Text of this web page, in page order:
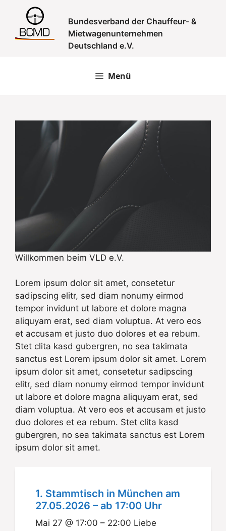
springen
Bundesverband der Chauffeur- &
Mietwagenunternehmen
Deutschland e.V.
Menü
Willkommen beim VLD e.V.
Lorem ipsum dolor sit amet, consetetur
sadipscing elitr, sed diam nonumy eirmod
tempor invidunt ut labore et dolore magna
aliquyam erat, sed diam voluptua. At vero eos
et accusam et justo duo dolores et ea rebum.
Stet clita kasd gubergren, no sea takimata
sanctus est Lorem ipsum dolor sit amet. Lorem
ipsum dolor sit amet, consetetur sadipscing
elitr, sed diam nonumy eirmod tempor invidunt
ut labore et dolore magna aliquyam erat, sed
diam voluptua. At vero eos et accusam et justo
duo dolores et ea rebum. Stet clita kasd
gubergren, no sea takimata sanctus est Lorem
ipsum dolor sit amet.
1. Stammtisch in München am
27.05.2026 – ab 17:00 Uhr
Mai 27 @ 17:00 – 22:00 Liebe